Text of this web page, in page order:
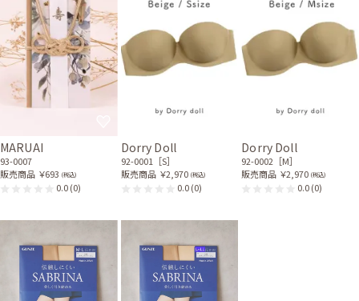
MARUAI
93-0007
販売商品 ￥693 (税込)
0.0(0)
Dorry Doll
92-0001［S］
販売商品 ￥2,970 (税込)
0.0(0)
Dorry Doll
92-0002［M］
販売商品 ￥2,970 (税込)
0.0(0)